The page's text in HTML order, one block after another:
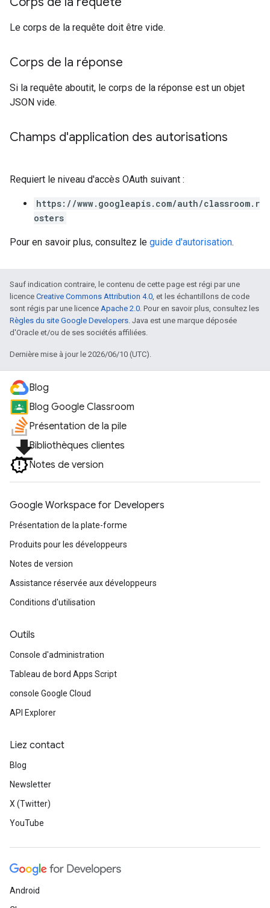
Le corps de la requête doit être vide.
Corps de la réponse
Si la requête aboutit, le corps de la réponse est un objet
JSON vide.
Champs d'application des autorisations
Requiert le niveau d'accès OAuth suivant :
https://www.googleapis.com/auth/classroom.r
osters
Pour en savoir plus, consultez le guide d'autorisation.
Sauf indication contraire, le contenu de cette page est régi par une
licence Creative Commons Attribution 4.0, et les échantillons de code
sont régis par une licence Apache 2.0. Pour en savoir plus, consultez les
Règles du site Google Developers. Java est une marque déposée
d'Oracle et/ou de ses sociétés affiliées.
Dernière mise à jour le 2026/06/10 (UTC).
Blog
Blog Google Classroom
Présentation de la pile
file_downloadBibliothèques clientes
Notes de version
Google Workspace for Developers
Présentation de la plate-forme
Produits pour les développeurs
Notes de version
Assistance réservée aux développeurs
Conditions d'utilisation
Outils
Console d'administration
Tableau de bord Apps Script
console Google Cloud
API Explorer
Liez contact
Blog
Newsletter
X (Twitter)
YouTube
Android